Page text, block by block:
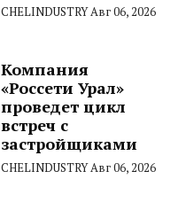
CHELINDUSTRYАвг 06, 2026
Компания
«Россети Урал»
проведет цикл
встреч с
застройщиками
CHELINDUSTRYАвг 06, 2026